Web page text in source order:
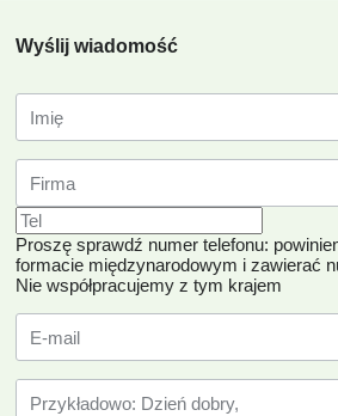
Wyślij wiadomość
Proszę sprawdź numer telefonu:
formacie międzynarodowym i zawierać
Nie współpracujemy z tym krajem